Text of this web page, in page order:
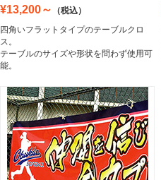
¥13,200～
（税込）
四角いフラットタイプのテーブルクロ
ス。
テーブルのサイズや形状を問わず使用可
能。